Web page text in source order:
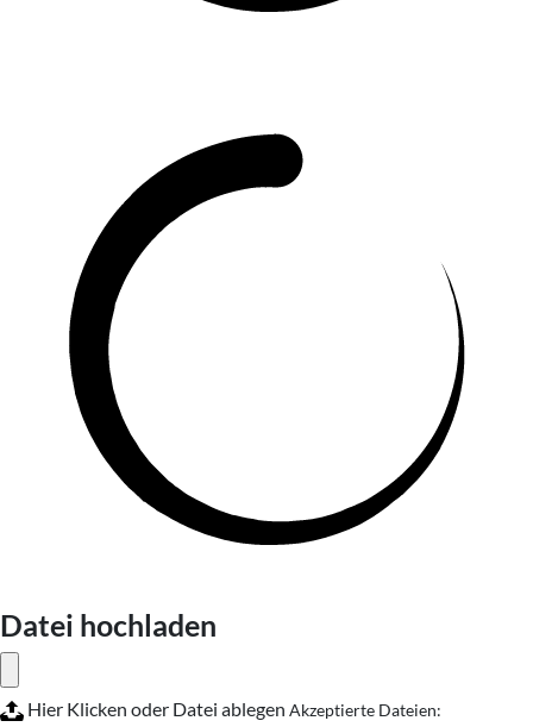
Datei hochladen
Hier Klicken oder Datei ablegen Akzeptierte Dateien: